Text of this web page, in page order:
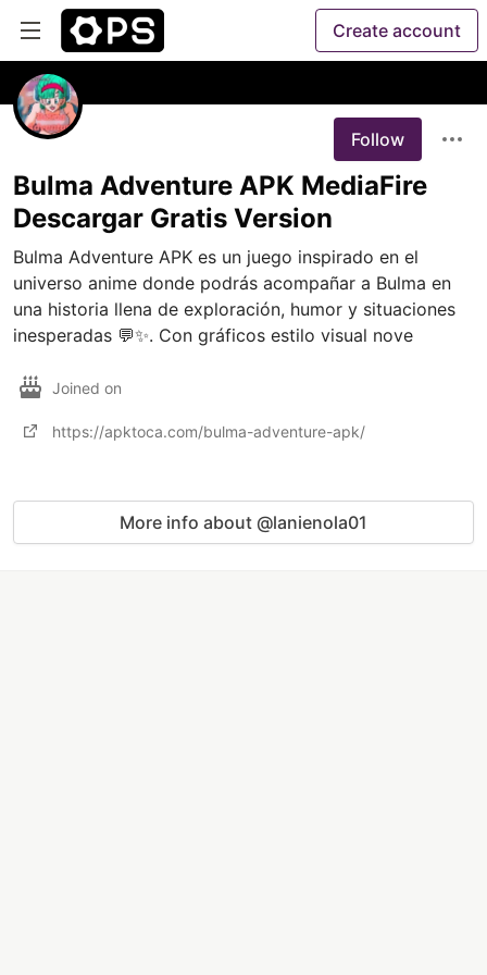
Create account
Follow
Bulma Adventure APK MediaFire
Descargar Gratis Version
Bulma Adventure APK es un juego inspirado en el
universo anime donde podrás acompañar a Bulma en
una historia llena de exploración, humor y situaciones
inesperadas 💬✨. Con gráficos estilo visual nove
Joined on
https://apktoca.com/bulma-adventure-apk/
More info about @lanienola01